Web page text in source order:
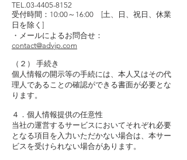
TEL.03-4405-8152
受付時間：10:00～16:00 [土、日、祝日、休業
日を除く]
・メールによるお問合せ：
contact@advjp.com
（２） 手続き
個人情報の開示等の手続には、本人又はその代
理人であることの確認ができる書面が必要とな
ります。
４．個人情報提供の任意性
当社の運営するサービスにおいてそれぞれ必要
となる項目を入力いただかない場合は、本サー
ビスを受けられない場合があります。